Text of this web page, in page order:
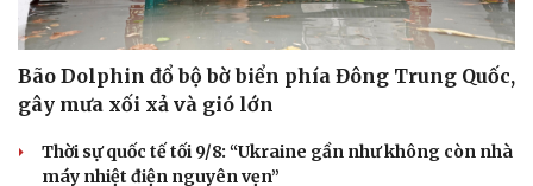
Bão Dolphin đổ bộ bờ biển phía Đông Trung Quốc,
gây mưa xối xả và gió lớn
Thời sự quốc tế tối 9/8: “Ukraine gần như không còn nhà
máy nhiệt điện nguyên vẹn”